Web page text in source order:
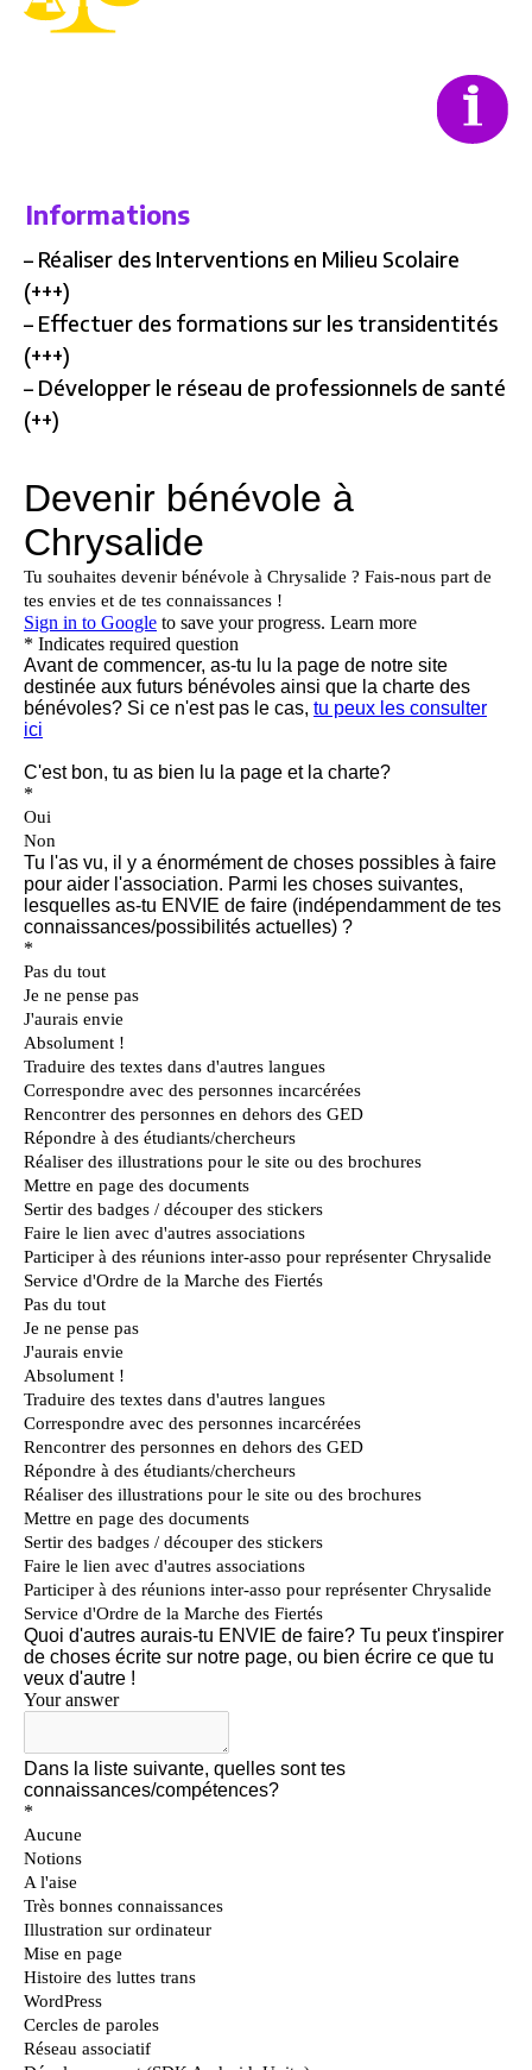
Informations
– Réaliser des Interventions en Milieu Scolaire
(+++)
– Effectuer des formations sur les transidentités
(+++)
– Développer le réseau de professionnels de santé
(++)